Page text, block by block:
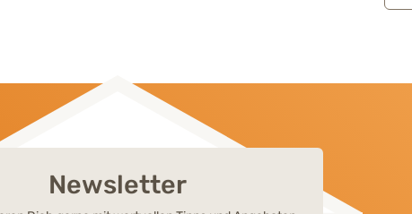
Newsletter